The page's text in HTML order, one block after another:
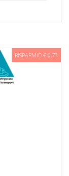
RISPARMIO € 0,73